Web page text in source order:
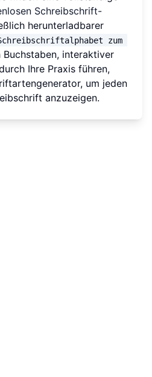
Schreibschrift-
herunterladbarer
zum
Buchstaben, interaktiver
Ihre Praxis führen,
um jeden
anzuzeigen.